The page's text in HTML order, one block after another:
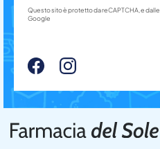
Questo sito è protetto da reCAPTCHA, e dalle
Google